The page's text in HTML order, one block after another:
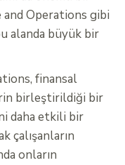
Operations gibi
alanda büyük bir
finansal
birleştirildiği bir
daha etkili bir
çalışanların
onların